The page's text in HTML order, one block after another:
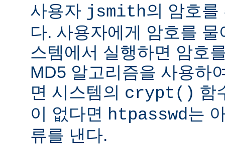
사용자 jsmith의 암호를
다. 사용자에게 암호를
스템에서 실행하면 암호
MD5 알고리즘을 사용하
면 시스템의 crypt() 함
이 없다면 htpasswd는
류를 낸다.